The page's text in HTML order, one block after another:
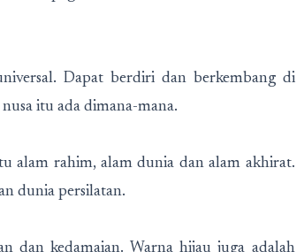
Dapat berdiri dan berkembang di
itu ada dimana-mana.
alam rahim, alam dunia dan alam akhirat.
dunia persilatan.
dan kedamaian. Warna hijau juga adalah